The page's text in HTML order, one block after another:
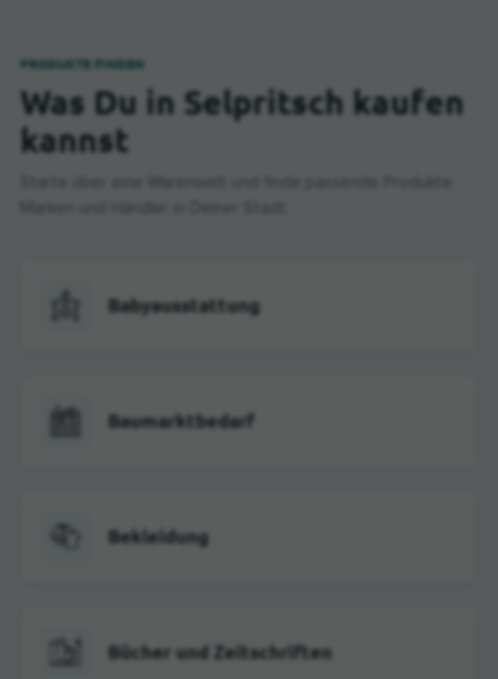
PRODUKTE FINDEN
Was Du in Selpritsch kaufen
kannst
Babyausstattung
Baumarktbedarf
Bekleidung
Bücher und Zeitschriften